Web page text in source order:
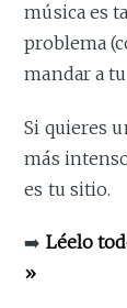
música es
problema
mandar a
Si quieres
más
es tu sitio.
➡️ Léelo
»